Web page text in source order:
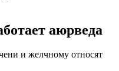
аюрведа
и желчному относят